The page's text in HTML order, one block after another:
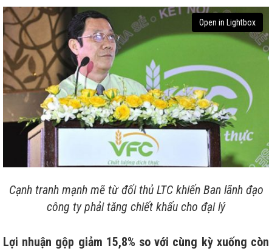
Open in Lightbox
Cạnh tranh mạnh mẽ từ đối thủ LTC khiến Ban lãnh đạo
công ty phải tăng chiết khấu cho đại lý
Lợi nhuận gộp giảm 15,8% so với cùng kỳ xuống còn